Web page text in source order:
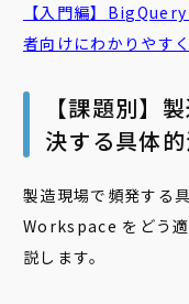
【入門編】
者向けにわかりやす
【課題別】
決する具体
製造現場で頻発する
Workspace をどう適
説します。